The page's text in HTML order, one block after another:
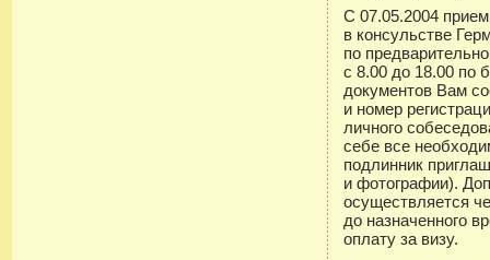
С 07.05.2004
в консульстве
по
с 8.00 до 18.00 по
документов Вам
и номер
личного
себе все
подлинник
и фотографии).
осуществляется
до назначенного
оплату за визу.